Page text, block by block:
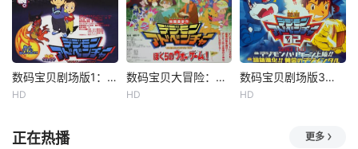
数码宝贝剧场版1：滚球兽诞生之谜
HD
数码宝贝大冒险：我们的战争游戏！
HD
数码宝贝剧场版3：前篇・数码兽飓风登陆！！后篇・超绝进化！
HD
正在热播 更多